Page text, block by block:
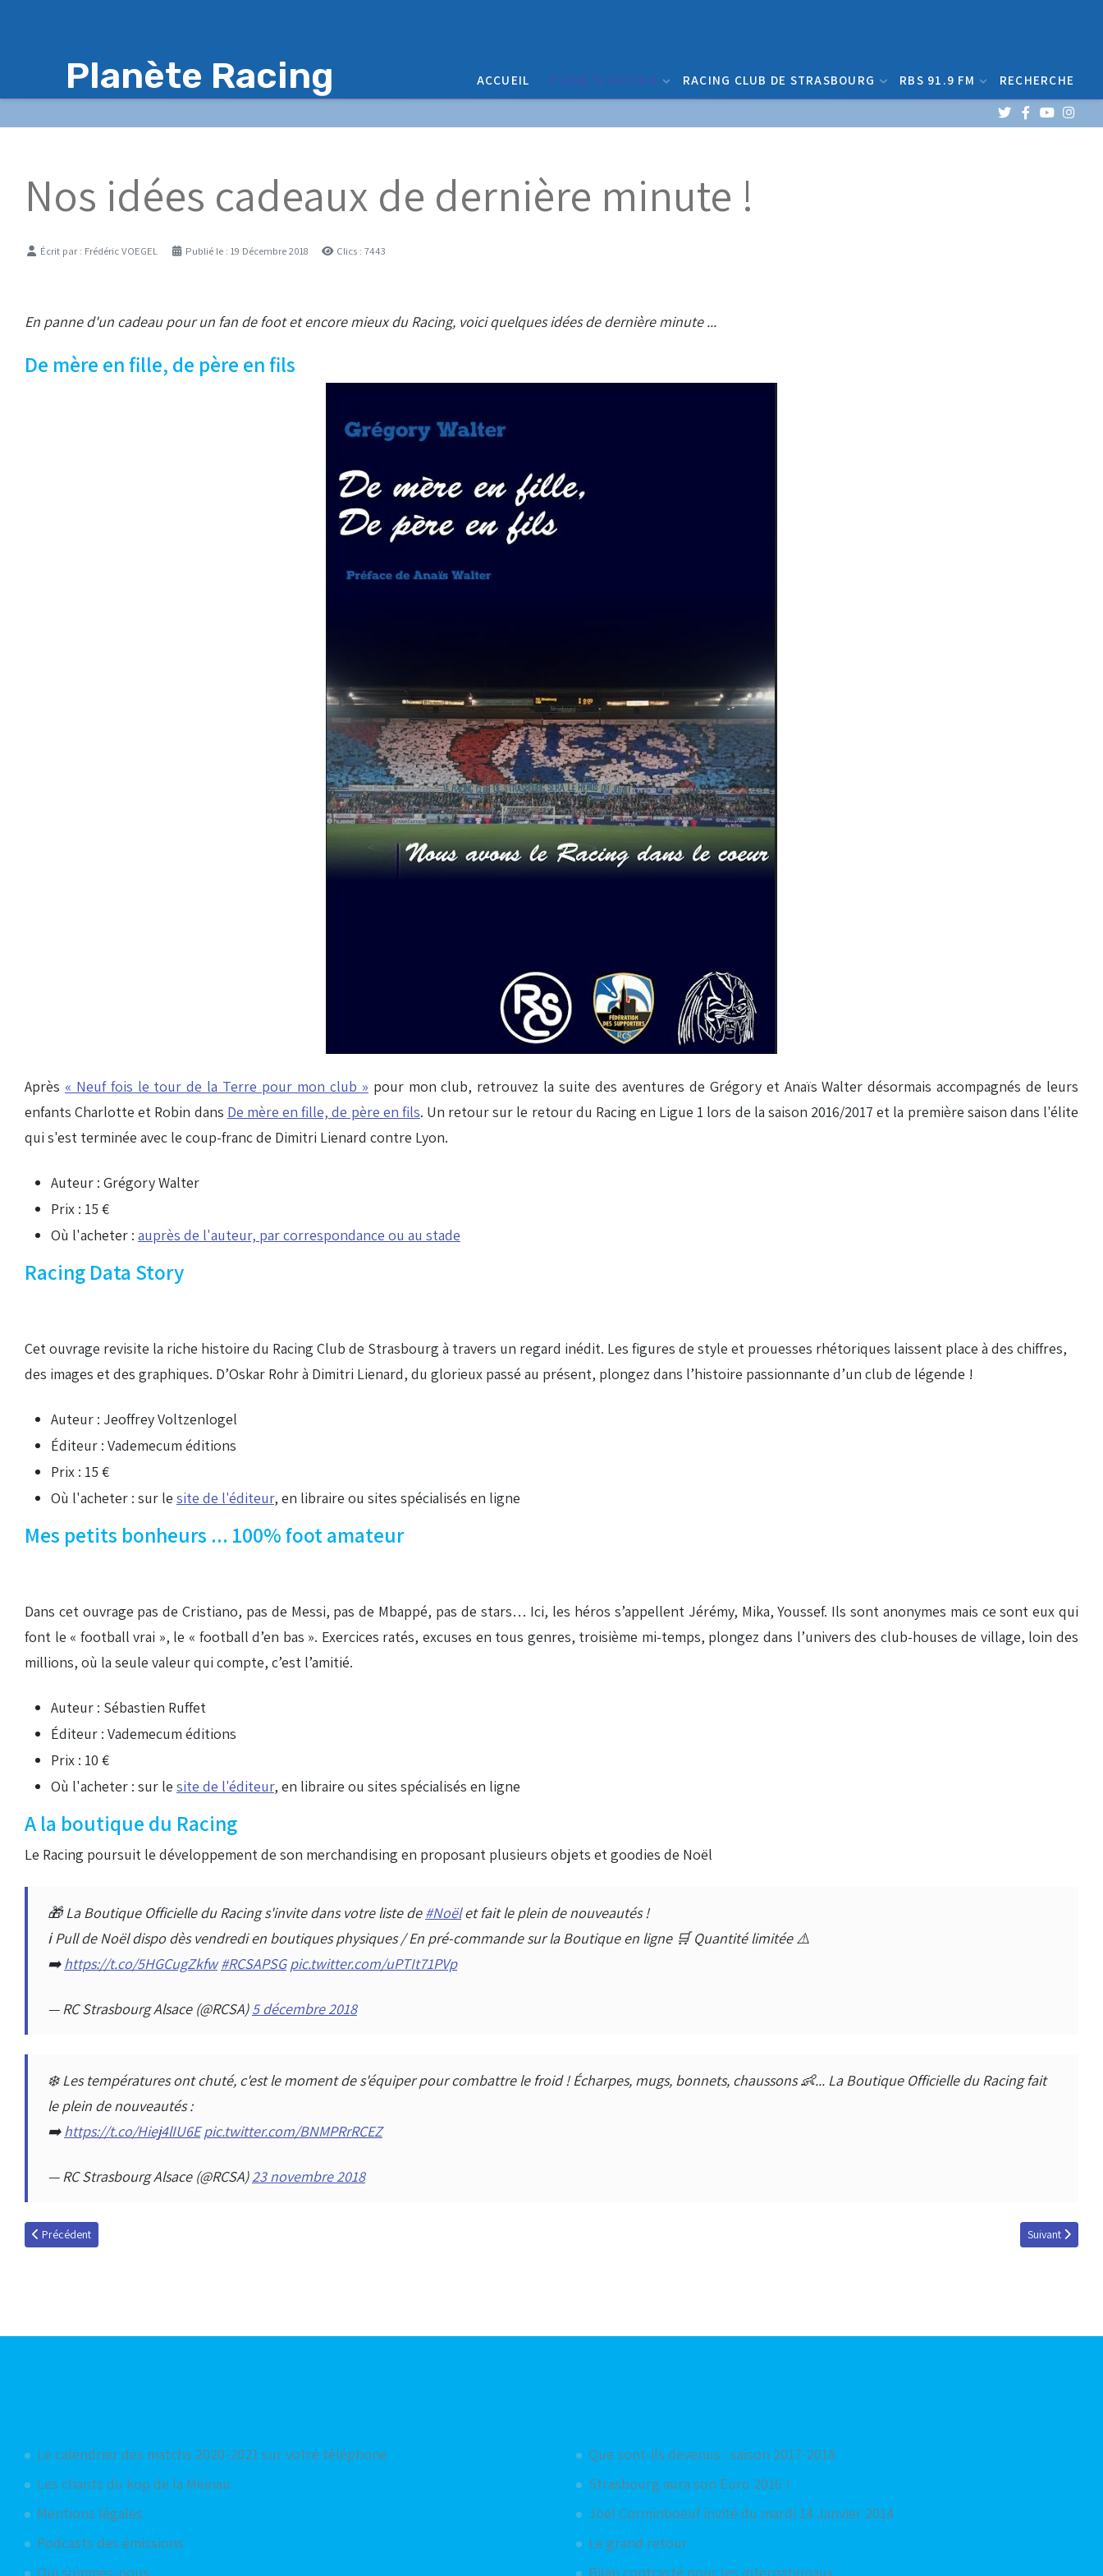
Planète Racing ACCUEIL PLANÈTE RACING RACING CLUB DE STRASBOURG RBS 91.9 FM RECHERCHE
Nos idées cadeaux de dernière minute !
DétailsÉcrit par : Frédéric VOEGEL Publié le : 19 Décembre 2018 Clics : 7443
En panne d'un cadeau pour un fan de foot et encore mieux du Racing, voici quelques idées de dernière minute ...
De mère en fille, de père en fils
Après « Neuf fois le tour de la Terre pour mon club » pour mon club, retrouvez la suite des aventures de Grégory et Anaïs Walter désormais accompagnés de leurs
enfants Charlotte et Robin dans De mère en fille, de père en fils. Un retour sur le retour du Racing en Ligue 1 lors de la saison 2016/2017 et la première saison dans l'élite
qui s'est terminée avec le coup-franc de Dimitri Lienard contre Lyon.
Auteur : Grégory Walter
Prix : 15 €
Où l'acheter : auprès de l'auteur, par correspondance ou au stade
Racing Data Story
Cet ouvrage revisite la riche histoire du Racing Club de Strasbourg à travers un regard inédit. Les figures de style et prouesses rhétoriques laissent place à des chiffres,
des images et des graphiques. D’Oskar Rohr à Dimitri Lienard, du glorieux passé au présent, plongez dans l’histoire passionnante d’un club de légende !
Auteur : Jeoffrey Voltzenlogel
Éditeur : Vademecum éditions
Prix : 15 €
Où l'acheter : sur le site de l'éditeur, en libraire ou sites spécialisés en ligne
Mes petits bonheurs ... 100% foot amateur
Dans cet ouvrage pas de Cristiano, pas de Messi, pas de Mbappé, pas de stars… Ici, les héros s’appellent Jérémy, Mika, Youssef. Ils sont anonymes mais ce sont eux qui
font le « football vrai », le « football d’en bas ». Exercices ratés, excuses en tous genres, troisième mi-temps, plongez dans l’univers des club-houses de village, loin des
millions, où la seule valeur qui compte, c’est l’amitié.
Auteur : Sébastien Ruffet
Éditeur : Vademecum éditions
Prix : 10 €
Où l'acheter : sur le site de l'éditeur, en libraire ou sites spécialisés en ligne
A la boutique du Racing
Le Racing poursuit le développement de son merchandising en proposant plusieurs objets et goodies de Noël
🎁 La Boutique Officielle du Racing s'invite dans votre liste de#Noëlet fait le plein de nouveautés !
ℹ️ Pull de Noël dispo dès vendredi en boutiques physiques / En pré-commande sur la Boutique en ligne 🛒 Quantité limitée ⚠️
➡️ https://t.co/5HGCugZkfw #RCSAPSG pic.twitter.com/uPTIt71PVp
— RC Strasbourg Alsace (@RCSA)5 décembre 2018
❄️ Les températures ont chuté, c'est le moment de s'équiper pour combattre le froid ! Écharpes, mugs, bonnets, chaussons 👶... La Boutique Officielle du Racing fait
le plein de nouveautés :
➡️ https://t.co/Hiej4lIU6E pic.twitter.com/BNMPRrRCEZ
— RC Strasbourg Alsace (@RCSA)23 novembre 2018
Article précédent : Ballon Bleu Planète Racing 2018
Précédent Article suivant
Suivant
Le calendrier des matchs 2020-2021 sur votre téléphone
Les chants du kop de la Meinau
Mentions légales
Podcasts des émissions
Qui sommes-nous
Que sont-ils devenus : saison 2017-2018
Strasbourg aura son Euro 2016 !
Jöel Corminboeuf invité du mardi 14 Janvier 2014
Le grand retour
Bilan contrasté pour les internationaux